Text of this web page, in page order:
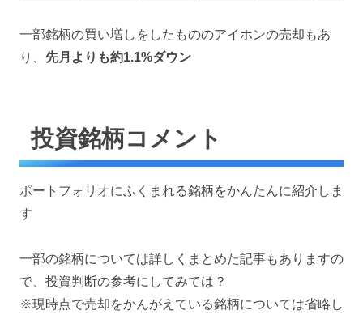
一部銘柄の買い増しをしたもののアイホンの売却もあ
り、 先月よりも約1.1%ダウン
投資銘柄コメント
ポートフォリオにふくまれる銘柄をかんたんに紹介しま
す
一部の銘柄については詳しくまとめた記事もありますの
で、投資判断の参考にしてみては？
※現時点で売却をかんがえている銘柄については省略し